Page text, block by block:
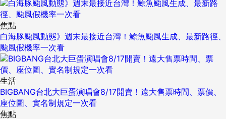
焦點
白海豚颱風動態》週末最接近台灣！鯨魚颱風生成、最新路徑、
颱風假機率一次看
生活
BIGBANG台北大巨蛋演唱會8/17開賣！遠大售票時間、票價、
座位圖、實名制規定一次看
焦點